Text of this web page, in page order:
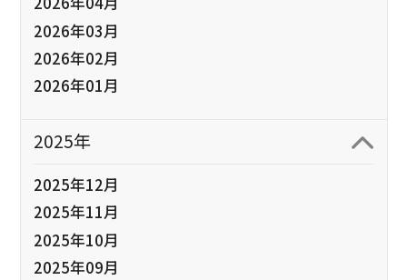
2026年03月
2026年02月
2026年01月
2025年
2025年12月
2025年11月
2025年10月
2025年09月